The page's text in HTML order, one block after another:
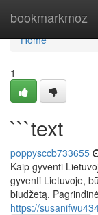
bookmarkmoz
Home
Home
1
```text
poppysccb733655
Kaip gyventi
gyventi Lietuvoje,
biudžetą.
https://